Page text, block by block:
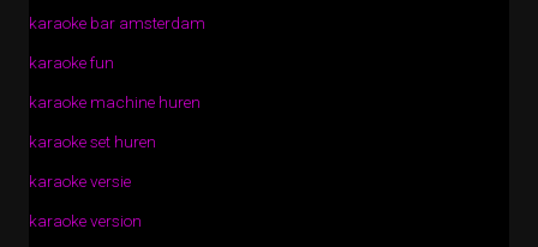
karaoke bar amsterdam
karaoke fun
karaoke machine huren
karaoke set huren
karaoke versie
karaoke version